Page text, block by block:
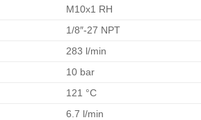
M10x1 RH
1/8″-27 NPT
283 l/min
10 bar
121 °C
6.7 l/min